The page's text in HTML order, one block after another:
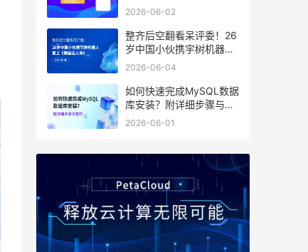
行流程
2026-06-02
整齐后空翻看呆评委！26
岁中国小伙携宇树机器人
登上《美国达人秀》
2026-06-04
如何快速完成MySQL数据
库安装？附详细步骤与技
巧
2026-06-01